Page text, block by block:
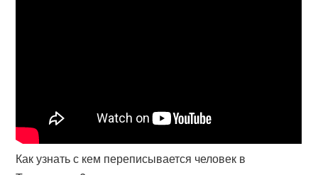
Как узнать с кем переписывается человек в